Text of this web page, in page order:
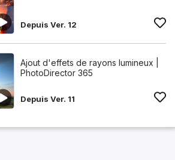
Depuis Ver. 12
Ajout d'effets de rayons lumineux |
PhotoDirector 365
Depuis Ver. 11